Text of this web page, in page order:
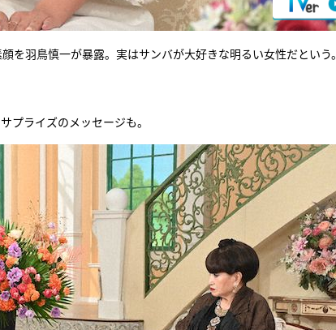
を羽鳥慎一が暴露。実はサンバが大好きな明るい女性だという。
プライズのメッセージも。